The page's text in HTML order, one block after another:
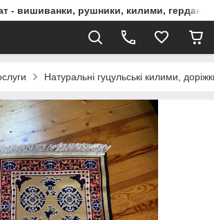
- вишиванки, рушники, килими, гердани,
Натуральні гуцульські килими,